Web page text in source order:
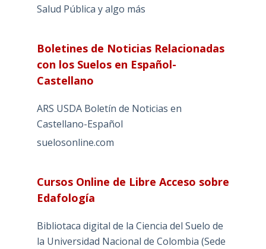
Salud Pública y algo más
Boletines de Noticias Relacionadas
con los Suelos en Español-
Castellano
ARS USDA Boletín de Noticias en
Castellano-Español
suelosonline.com
Cursos Online de Libre Acceso sobre
Edafología
Bibliotaca digital de la Ciencia del Suelo de
la Universidad Nacional de Colombia (Sede